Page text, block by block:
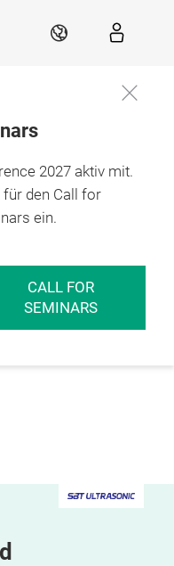
DE
2027 aktiv mit.
für den Call for
ein.
CALL FOR
SEMINARS